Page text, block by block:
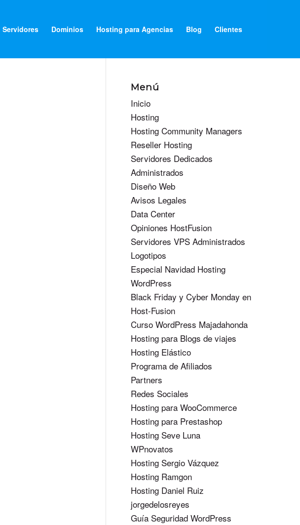
Servidores Dominios Hosting para Agencias Blog Clientes
Menú
Inicio
Hosting
Hosting Community Managers
Reseller Hosting
Servidores Dedicados
Administrados
Diseño Web
Avisos Legales
Data Center
Opiniones HostFusion
Servidores VPS Administrados
Logotipos
Especial Navidad Hosting
WordPress
Black Friday y Cyber Monday en
Host-Fusion
Curso WordPress Majadahonda
Hosting para Blogs de viajes
Hosting Elástico
Programa de Afiliados
Partners
Redes Sociales
Hosting para WooCommerce
Hosting para Prestashop
Hosting Seve Luna
WPnovatos
Hosting Sergio Vázquez
Hosting Ramgon
Hosting Daniel Ruiz
jorgedelosreyes
Guía Seguridad WordPress